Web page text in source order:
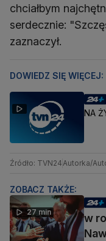
chciałbym
serdecznie:
zaznaczył.
DOWIEDZ SIĘ WIĘCEJ:
NA
Źródło: TVN24Autorka/
ZOBACZ TAKŻE:
27 min
w